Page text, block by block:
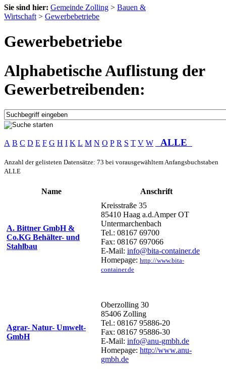
Sie sind hier: Gemeinde Zolling > Bauen &
Wirtschaft > Gewerbebetriebe
Gewerbebetriebe
Alphabetische Auflistung der
Gewerbetreibenden:
A B C D E F G H I K L M N O P R S T V W ALLE
Anzahl der gelisteten Datensätze: 73 bei vorausgewähltem Anfangsbuchstaben
ALLE
Name Anschrift
A. Bittner GmbH &
Co.KG Behälter- und
Stahlbau
Kreisstraße 35
85410 Haag a.d.Amper OT
Untermarchenbach
Tel.: 08167 69700
Fax: 08167 697066
E-Mail: info@bita-container.de
Homepage: http://www.bita-
container.de
Agrar- Natur- Umwelt-
GmbH
Oberzolling 30
85406 Zolling
Tel.: 08167 95886-20
Fax: 08167 95886-30
E-Mail: info@anu-gmbh.de
Homepage: http://www.anu-
gmbh.de